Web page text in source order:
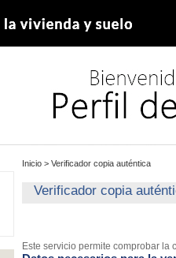
Inicio > Verificador copia auténtica
Verificador copia
Este servicio permite comprobar